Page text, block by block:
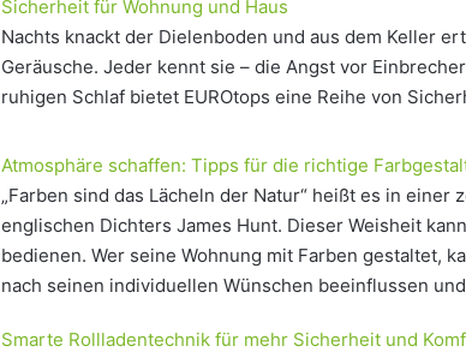
Sicherheit für Wohnung und Haus
Nachts knackt der Dielenboden und aus dem Keller
Geräusche. Jeder kennt sie – die Angst vor
ruhigen Schlaf bietet EUROtops eine Reihe von
Atmosphäre schaffen: Tipps für die richtige
„Farben sind das Lächeln der Natur“ heißt es in einer
englischen Dichters James Hunt. Dieser Weisheit
bedienen. Wer seine Wohnung mit Farben gestaltet,
nach seinen individuellen Wünschen beeinflussen
Smarte Rollladentechnik für mehr Sicherheit und